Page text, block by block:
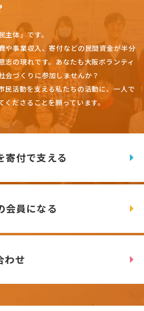
体」です。
や事業収入、寄付などの民間資金が半分
の現れです。 あなたも大阪ボランティ
会づくりに参加しませんか？
民活動を支える私たちの活動に、一人で
くださることを願っています。
寄付で支える
会員になる
わせ